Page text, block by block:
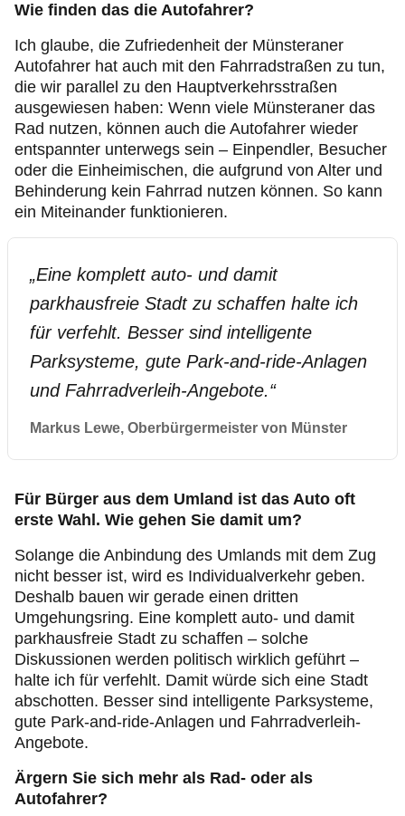
Wie finden das die Autofahrer?
Ich glaube, die Zufriedenheit der Münsteraner
Autofahrer hat auch mit den Fahrradstraßen zu tun,
die wir parallel zu den Hauptverkehrsstraßen
ausgewiesen haben: Wenn viele Münsteraner das
Rad nutzen, können auch die Autofahrer wieder
entspannter unterwegs sein – Einpendler, Besucher
oder die Einheimischen, die aufgrund von Alter und
Behinderung kein Fahrrad nutzen können. So kann
ein Miteinander funktionieren.
„Eine komplett auto- und damit
parkhausfreie Stadt zu schaffen halte ich
für verfehlt. Besser sind intelligente
Parksysteme, gute Park-and-ride-Anlagen
und Fahrradverleih-Angebote.“
Markus Lewe, Oberbürgermeister von Münster
Für Bürger aus dem Umland ist das Auto oft
erste Wahl. Wie gehen Sie damit um?
Solange die Anbindung des Umlands mit dem Zug
nicht besser ist, wird es Individualverkehr geben.
Deshalb bauen wir gerade einen dritten
Umgehungsring. Eine komplett auto- und damit
parkhausfreie Stadt zu schaffen – solche
Diskussionen werden politisch wirklich geführt –
halte ich für verfehlt. Damit würde sich eine Stadt
abschotten. Besser sind intelligente Parksysteme,
gute Park-and-ride-Anlagen und Fahrradverleih-
Angebote.
Ärgern Sie sich mehr als Rad- oder als
Autofahrer?